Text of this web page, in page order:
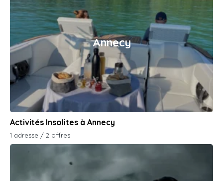
Annecy
Activités Insolites à Annecy
1 adresse / 2 offres